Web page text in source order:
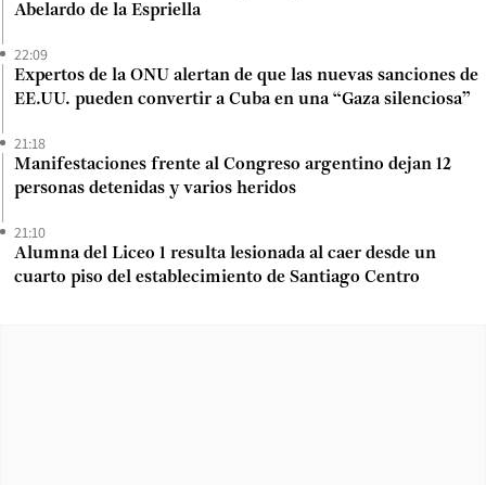
Abelardo de la Espriella
22:09
Expertos de la ONU alertan de que las nuevas sanciones de
EE.UU. pueden convertir a Cuba en una “Gaza silenciosa”
21:18
Manifestaciones frente al Congreso argentino dejan 12
personas detenidas y varios heridos
21:10
Alumna del Liceo 1 resulta lesionada al caer desde un
cuarto piso del establecimiento de Santiago Centro